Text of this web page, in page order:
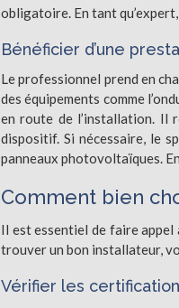
obligatoire. En tant
Bénéficier d’une
Le professionnel prend en
des équipements comme
en route de l’installation. Il
dispositif. Si nécessaire, le
panneaux photovoltaïques.
Comment bien
Il est essentiel de faire
trouver un bon installateur,
Vérifier les